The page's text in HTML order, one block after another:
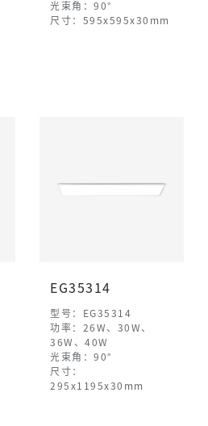
光束角：90°
尺寸：595x595x30mm
EG35314
型号：EG35314
功率：26W、30W、
36W、40W
光束角：90°
尺寸：
295x1195x30mm